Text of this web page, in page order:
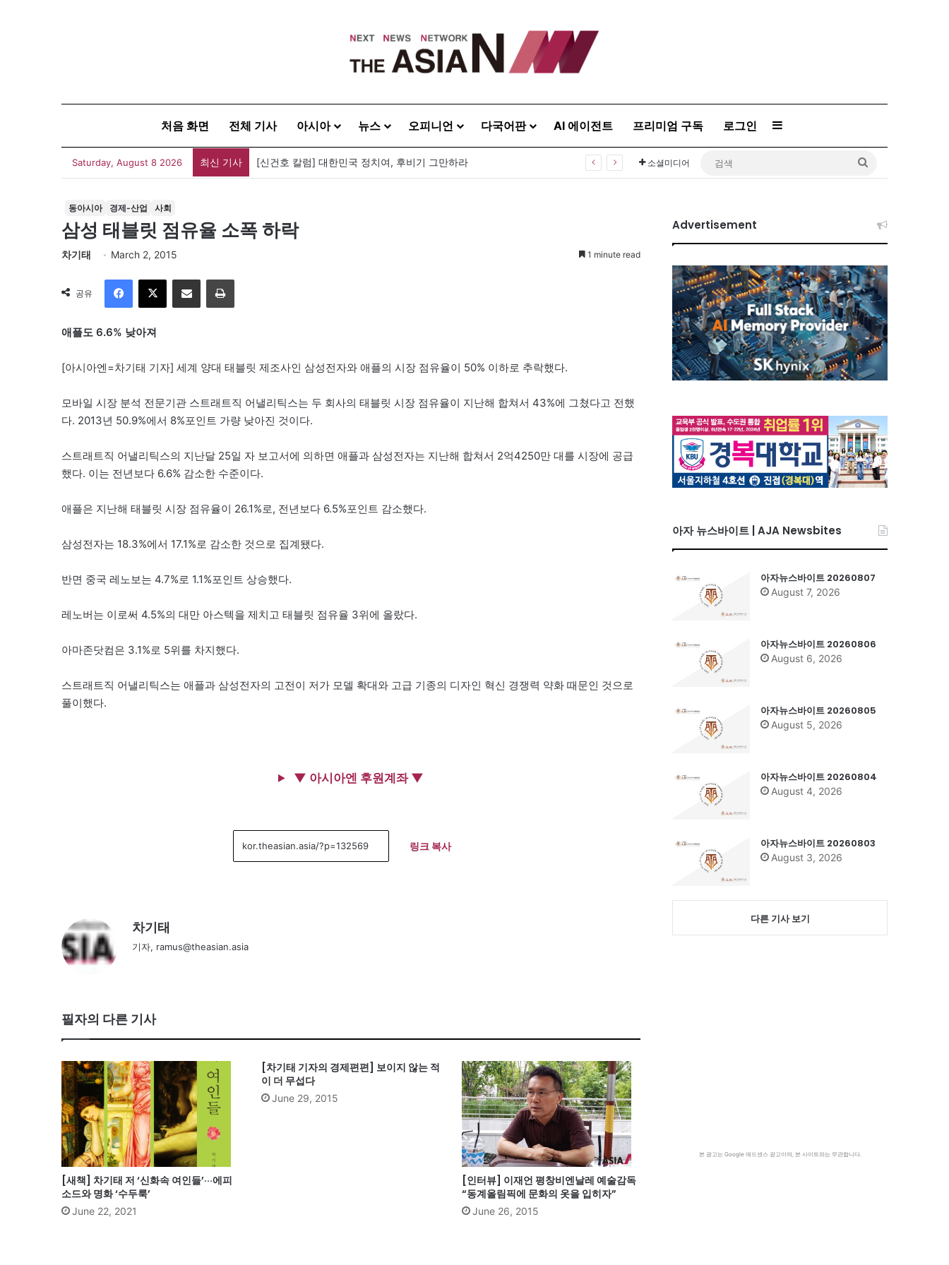
처음 화면 전체 기사 아시아 뉴스 오피니언 다국어판 AI 에이전트 프리미엄 구독 로그인 Sidebar
Saturday, August 8 2026 최신 기사 [신건호 칼럼] 대한민국 정치여, 후비기 그만하라 소셜미디어
동아시아 경제-산업 사회
삼성 태블릿 점유율 소폭 하락
차기태 March 2, 2015 1 minute read
공유
이메일
애플도 6.6% 낮아져
[아시아엔=차기태 기자] 세계 양대 태블릿 제조사인 삼성전자와 애플의 시장 점유율이 50% 이하로 추락했다.
모바일 시장 분석 전문기관 스트래트직 어낼리틱스는 두 회사의 태블릿 시장 점유율이 지난해 합쳐서 43%에 그쳤다고 전했
다. 2013년 50.9%에서 8%포인트 가량 낮아진 것이다.
스트래트직 어낼리틱스의 지난달 25일 자 보고서에 의하면 애플과 삼성전자는 지난해 합쳐서 2억4250만 대를 시장에 공급
했다. 이는 전년보다 6.6% 감소한 수준이다.
애플은 지난해 태블릿 시장 점유율이 26.1%로, 전년보다 6.5%포인트 감소했다.
삼성전자는 18.3%에서 17.1%로 감소한 것으로 집계됐다.
반면 중국 레노보는 4.7%로 1.1%포인트 상승했다.
레노버는 이로써 4.5%의 대만 아스텍을 제치고 태블릿 점유율 3위에 올랐다.
아마존닷컴은 3.1%로 5위를 차지했다.
스트래트직 어낼리틱스는 애플과 삼성전자의 고전이 저가 모델 확대와 고급 기종의 디자인 혁신 경쟁력 약화 때문인 것으로
풀이했다.
▼ 아시아엔 후원계좌 ▼
링크 복사
차기태
기자, ramus@theasian.asia
필자의 다른 기사
[새책] 차기태 저 ‘신화속 여인들’···에피
소드와 명화 ‘수두룩’
June 22, 2021
[차기태 기자의 경제편편] 보이지 않는 적
이 더 무섭다
June 29, 2015
[인터뷰] 이재언 평창비엔날레 예술감독
“동계올림픽에 문화의 옷을 입히자”
June 26, 2015
Advertisement
아자 뉴스바이트 | AJA Newsbites
아자뉴스바이트 20260807
August 7, 2026
아자뉴스바이트 20260806
August 6, 2026
아자뉴스바이트 20260805
August 5, 2026
아자뉴스바이트 20260804
August 4, 2026
아자뉴스바이트 20260803
August 3, 2026
다른 기사 보기
본 광고는 Google 애드센스 광고이며, 본 사이트와는 무관합니다.